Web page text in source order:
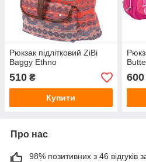
Рюкзак підлітковий ZiBi
Baggy Ethno
510 ₴
Купити
600
Про нас
98% позитивних з 46 відгуків